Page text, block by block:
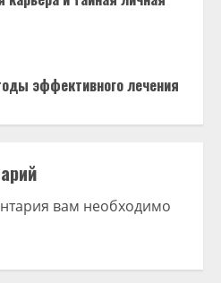
эффективного лечения
вам необходимо